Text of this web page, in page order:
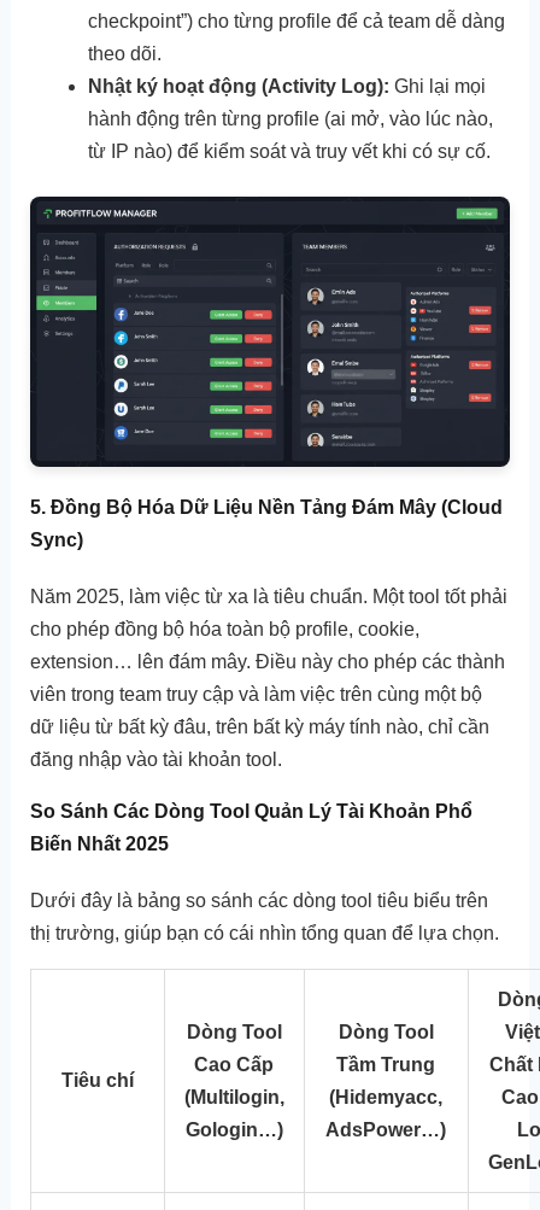
checkpoint”) cho từng profile để cả team dễ dàng
theo dõi.
Nhật ký hoạt động (Activity Log): Ghi lại mọi
hành động trên từng profile (ai mở, vào lúc nào,
từ IP nào) để kiểm soát và truy vết khi có sự cố.
5. Đồng Bộ Hóa Dữ Liệu Nền Tảng Đám Mây (Cloud
Sync)
Năm 2025, làm việc từ xa là tiêu chuẩn. Một tool tốt phải
cho phép đồng bộ hóa toàn bộ profile, cookie,
extension… lên đám mây. Điều này cho phép các thành
viên trong team truy cập và làm việc trên cùng một bộ
dữ liệu từ bất kỳ đâu, trên bất kỳ máy tính nào, chỉ cần
đăng nhập vào tài khoản tool.
So Sánh Các Dòng Tool Quản Lý Tài Khoản Phổ
Biến Nhất 2025
Dưới đây là bảng so sánh các dòng tool tiêu biểu trên
thị trường, giúp bạn có cái nhìn tổng quan để lựa chọn.
Tiêu chí
Dòng Tool
Cao Cấp
(Multilogin,
Gologin…)
Dòng Tool
Tầm Trung
(Hidemyacc,
AdsPower…)
Chất